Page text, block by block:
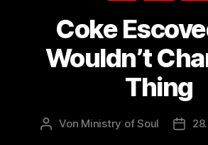
Coke
Wouldn’t
Thing
Beitragsautor
Von Ministry of Soul